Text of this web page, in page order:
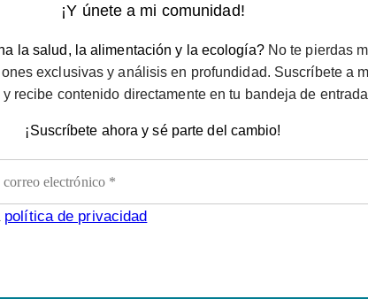
¡Y únete a mi comunidad!
la salud, la alimentación y la ecología?No te pierdas
exclusivas y análisis en profundidad. Suscríbete a
y recibe contenido directamente en tu bandeja de
¡Suscríbete ahora y sé parte del cambio!
política de privacidad